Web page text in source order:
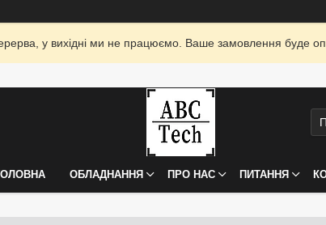
у вихідні ми не працюємо. Ваше замовлення буде
ОБЛАДНАННЯ ПРО НАС ПИТАННЯ